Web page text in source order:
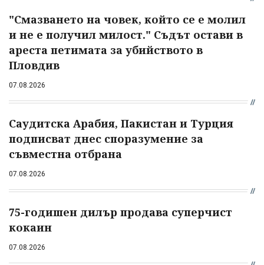
"Смазването на човек, който се е молил
и не е получил милост." Съдът остави в
ареста петимата за убийството в
Пловдив
07.08.2026
Саудитска Арабия, Пакистан и Турция
подписват днес споразумение за
съвместна отбрана
07.08.2026
75-годишен дилър продава суперчист
кокаин
07.08.2026